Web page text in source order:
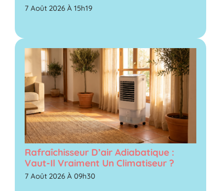
7 Août 2026 À 15h19
Rafraîchisseur D’air Adiabatique :
Vaut-Il Vraiment Un Climatiseur ?
7 Août 2026 À 09h30